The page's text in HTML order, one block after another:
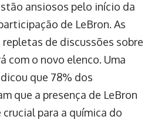
ansiosos pelo início da
de LeBron. As
de discussões sobre
com o novo elenco. Uma
que 78% dos
que a presença de LeBron
para a química do